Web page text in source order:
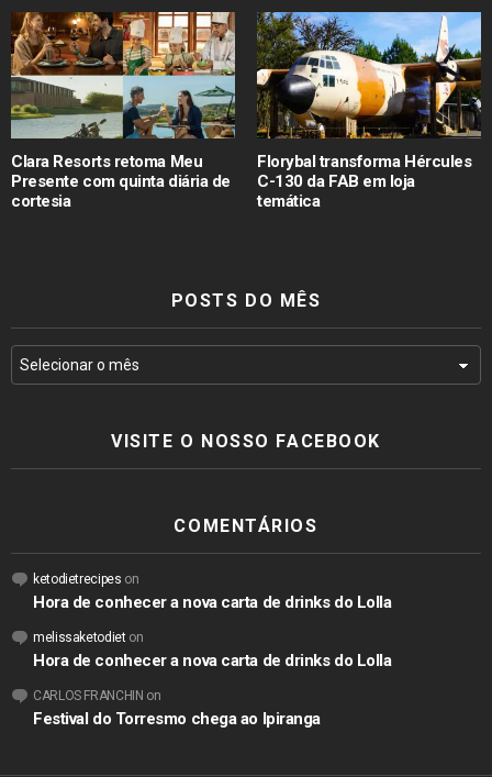
Clara Resorts retoma Meu
Presente com quinta diária de
cortesia
Florybal transforma Hércules
C-130 da FAB em loja
temática
POSTS DO MÊS
VISITE O NOSSO FACEBOOK
COMENTÁRIOS
ketodietrecipes on
Hora de conhecer a nova carta de drinks do Lolla
melissaketodieton
Hora de conhecer a nova carta de drinks do Lolla
CARLOS FRANCHIN on
Festival do Torresmo chega ao Ipiranga